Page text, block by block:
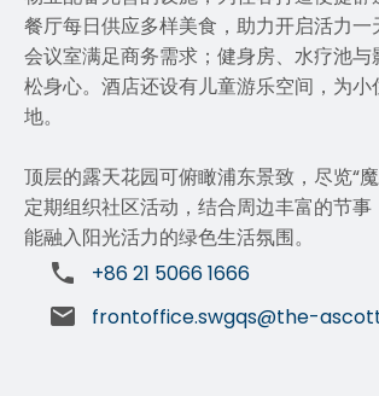
餐厅每日供应多样美食，助力开启活力一
会议室满足商务需求；健身房、水疗池
松身心。酒店还设有儿童游乐空间，为小
地。
顶层的露天花园可俯瞰浦东景致，尽览“
定期组织社区活动，结合周边丰富的节
能融入阳光活力的绿色生活氛围。
+86 21 5066 1666
frontoffice.swgqs@the-